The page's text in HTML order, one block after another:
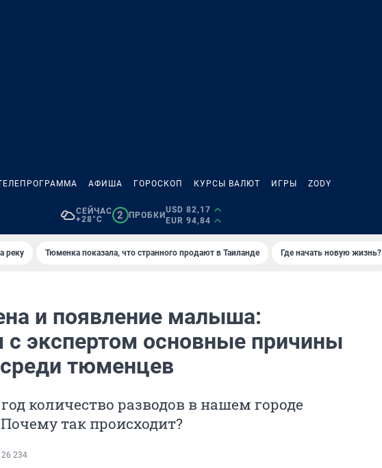
АФИША ГОРОСКОП КУРСЫ ВАЛЮТ ИГРЫ ZODY
СЕЙЧАС
+28°C
2 ПРОБКИ
USD 82,17
EUR 94,84
реку Тюменка показала, что странного продают в Таиланде Где начать новую жизнь?
и появление малыша:
экспертом основные причины
тюменцев
количество разводов в нашем городе
так происходит?
26 234